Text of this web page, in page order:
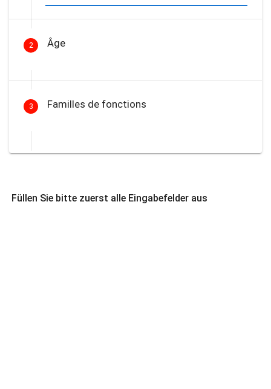
2 Âge
3 Familles de fonctions
Füllen Sie bitte zuerst alle Eingabefelder aus